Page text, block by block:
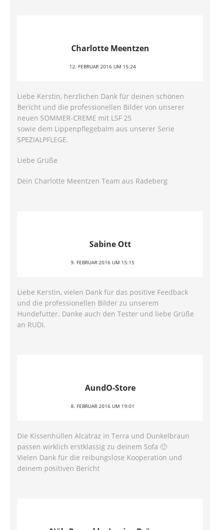
Charlotte Meentzen
12. FEBRUAR 2016 UM 15:24
Liebe Kerstin, herzlichen Dank für deinen schönen
Bericht und die professionellen Bilder von unserer
neuen SOMMER-CREME mit LSF 25
sowie dem Lippenpflegebalm aus unserer Serie
SPEZIALPFLEGE.
Liebe Grüße
Dein Charlotte Meentzen Team aus Radeberg
Sabine Ott
9. FEBRUAR 2016 UM 15:15
Liebe Kerstin, vielen Dank für das positive Feedback
und die professionellen Bilder zu unserem
Hundefutter. Danke auch den Tester und liebe Grüße
an RUDI.
AundO-Store
8. FEBRUAR 2016 UM 19:01
Die Kissenhüllen Alcatraz in Terra und Dunkelbraun
passen wirklich erstklassig zu deinem Sofa 🙂
Vielen Dank für die reibungslose Kooperation und
deinem positiven Bericht